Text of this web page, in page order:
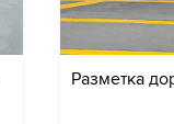
Разметка